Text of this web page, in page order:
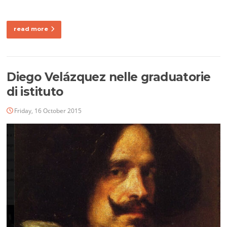
read more
Diego Velázquez nelle graduatorie
di istituto
Friday, 16 October 2015